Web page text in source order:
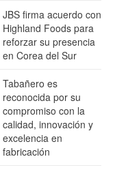
JBS firma acuerdo con
Highland Foods para
reforzar su presencia
en Corea del Sur
Tabañero es
reconocida por su
compromiso con la
calidad, innovación y
excelencia en
fabricación